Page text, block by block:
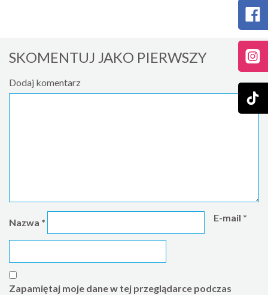
SKOMENTUJ JAKO PIERWSZY
Dodaj komentarz
Nazwa * E-mail *
Zapamiętaj moje dane w tej przeglądarce podczas